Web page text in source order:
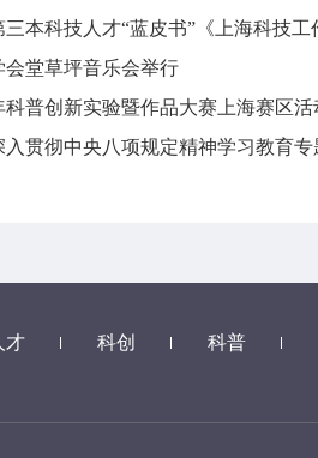
三本科技人才“蓝皮书”《上海科技工
会堂草坪音乐会举行
普创新实验暨作品大赛上海赛区活
入贯彻中央八项规定精神学习教育
才 科创 科普